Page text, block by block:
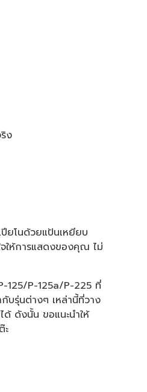
ง
ยโนด้วยแป้นเหยียบ
จให้การแสดงของคุณ ไม่
125/P-125a/P-225 ที่
บรุ่นต่างๆ เหล่านี้ที่วาง
ด้ ดังนั้น ขอแนะนำให้
ะ